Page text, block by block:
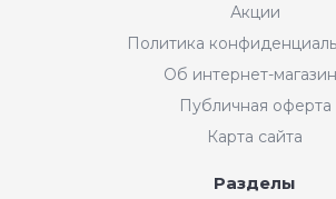
Акции
Политика
Об интернет-
Публичная оферта
Карта сайта
Разделы